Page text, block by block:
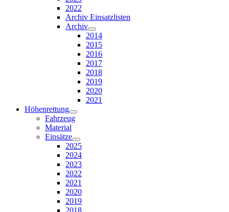
2022
Archiv Einsatzlisten
Archiv
2014
2015
2016
2017
2018
2019
2020
2021
Höhenrettung
Fahrzeug
Material
Einsätze
2025
2024
2023
2022
2021
2020
2019
2018